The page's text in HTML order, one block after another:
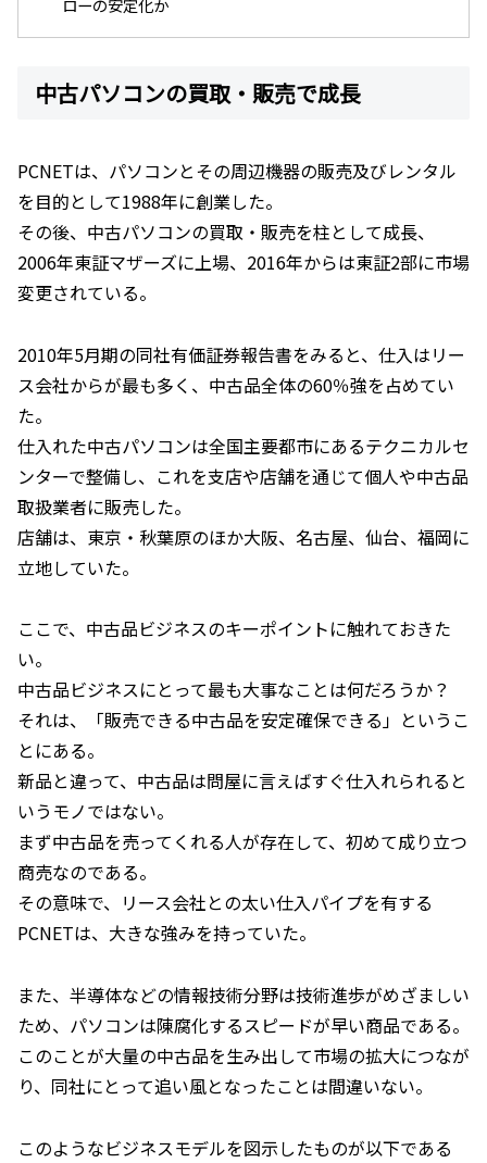
ローの安定化か
中古パソコンの買取・販売で成長
PCNETは、パソコンとその周辺機器の販売及びレンタル
を目的として1988年に創業した。
その後、中古パソコンの買取・販売を柱として成長、
2006年東証マザーズに上場、2016年からは東証2部に市場
変更されている。
2010年5月期の同社有価証券報告書をみると、仕入はリー
ス会社からが最も多く、中古品全体の60％強を占めてい
た。
仕入れた中古パソコンは全国主要都市にあるテクニカルセ
ンターで整備し、これを支店や店舗を通じて個人や中古品
取扱業者に販売した。
店舗は、東京・秋葉原のほか大阪、名古屋、仙台、福岡に
立地していた。
ここで、中古品ビジネスのキーポイントに触れておきた
い。
中古品ビジネスにとって最も大事なことは何だろうか？
それは、「販売できる中古品を安定確保できる」というこ
とにある。
新品と違って、中古品は問屋に言えばすぐ仕入れられると
いうモノではない。
まず中古品を売ってくれる人が存在して、初めて成り立つ
商売なのである。
その意味で、リース会社との太い仕入パイプを有する
PCNETは、大きな強みを持っていた。
また、半導体などの情報技術分野は技術進歩がめざましい
ため、パソコンは陳腐化するスピードが早い商品である。
このことが大量の中古品を生み出して市場の拡大につなが
り、同社にとって追い風となったことは間違いない。
このようなビジネスモデルを図示したものが以下である